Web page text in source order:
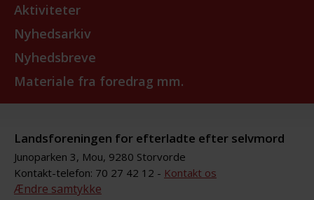
Aktiviteter
Nyhedsarkiv
Nyhedsbreve
Materiale fra foredrag mm.
Landsforeningen for efterladte efter selvmord
Junoparken 3, Mou, 9280 Storvorde
Kontakt-telefon: 70 27 42 12 - Kontakt os
Ændre samtykke